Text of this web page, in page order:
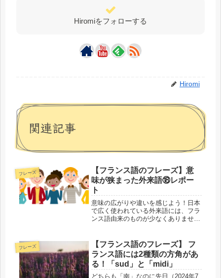
Hiromiをフォローする
Hiromi
関連記事
フレーズ
【フランス語のフレーズ】意
味が狭まった外来語⑱レポー
ト
意味の広がりや違いを感じよう！日本
で広く使われている外来語には、フラ
ンス語由来のものが少なくありませ
味が抜け落ちたり、変わってしまうこ
とすらあります。外来語・元の単語の
両方...
フレーズ
【フランス語のフレーズ】 フ
ランス語には2種類の方角があ
る！「sud」と「midi」
どちらも「南」なのに先日（2024年7